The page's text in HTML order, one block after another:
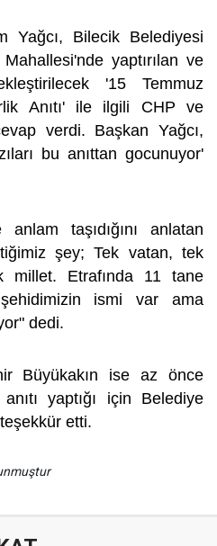
Yağcı, Bilecik Belediyesi
yaptırılan ve
'15 Temmuz
Anıtı' ile ilgili CHP ve
verdi. Başkan Yağcı,
bu anıttan gocunuyor'
taşıdığını anlatan
şey; Tek vatan, tek
millet. Etrafında 11 tane
ismi var ama
dedi.
Büyükakın ise az önce
yaptığı için Belediye
etti.